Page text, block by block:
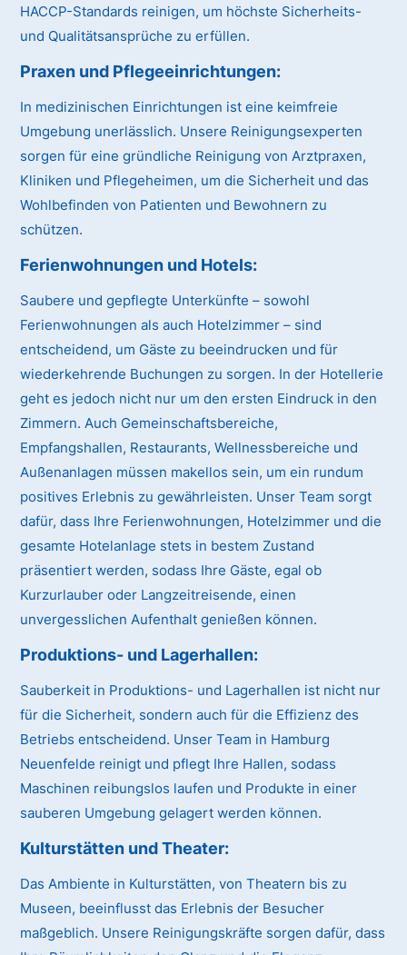
HACCP-Standards reinigen, um höchste Sicherheits-
und Qualitätsansprüche zu erfüllen.
Praxen und Pflegeeinrichtungen:
In medizinischen Einrichtungen ist eine keimfreie
Umgebung unerlässlich. Unsere Reinigungsexperten
sorgen für eine gründliche Reinigung von Arztpraxen,
Kliniken und Pflegeheimen, um die Sicherheit und das
Wohlbefinden von Patienten und Bewohnern zu
schützen.
Ferienwohnungen und Hotels:
Saubere und gepflegte Unterkünfte – sowohl
Ferienwohnungen als auch Hotelzimmer – sind
entscheidend, um Gäste zu beeindrucken und für
wiederkehrende Buchungen zu sorgen. In der Hotellerie
geht es jedoch nicht nur um den ersten Eindruck in den
Zimmern. Auch Gemeinschaftsbereiche,
Empfangshallen, Restaurants, Wellnessbereiche und
Außenanlagen müssen makellos sein, um ein rundum
positives Erlebnis zu gewährleisten. Unser Team sorgt
dafür, dass Ihre Ferienwohnungen, Hotelzimmer und die
gesamte Hotelanlage stets in bestem Zustand
präsentiert werden, sodass Ihre Gäste, egal ob
Kurzurlauber oder Langzeitreisende, einen
unvergesslichen Aufenthalt genießen können.
Produktions- und Lagerhallen:
Sauberkeit in Produktions- und Lagerhallen ist nicht nur
für die Sicherheit, sondern auch für die Effizienz des
Betriebs entscheidend. Unser Team in Hamburg
Neuenfelde reinigt und pflegt Ihre Hallen, sodass
Maschinen reibungslos laufen und Produkte in einer
sauberen Umgebung gelagert werden können.
Kulturstätten und Theater:
Das Ambiente in Kulturstätten, von Theatern bis zu
Museen, beeinflusst das Erlebnis der Besucher
maßgeblich. Unsere Reinigungskräfte sorgen dafür, dass